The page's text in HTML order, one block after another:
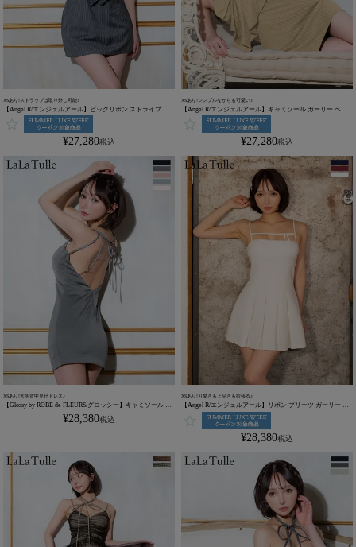
XSあり!ストラップは取り外し可能♪
【Angel R/エンジェルアール】ビックリボン ストライプ キ
ャミソール ガーリー ベアトップ フレアミニドレス
¥27,280税込
XSあり!シンプルながらも可愛い♪
【Angel R/エンジェルアール】キャミソール ガーリー ベア
トップ ビックリボン ストライプ フレアミニドレス
¥27,280税込
XSあり!大胆背中見せドレス♪
【Glossy by ROBE de FLEURS/グロッシー】キャミソール ビ
ジューホルター オープンバスト セクシー タイトミニドレス
¥28,380税込
XSあり!可愛さも上品さも欲張る♪
【Angel R/エンジェルアール】リボン プリーツ ガーリー キ
ャミソール レース フレアミニドレス (AR25346)
¥28,380税込